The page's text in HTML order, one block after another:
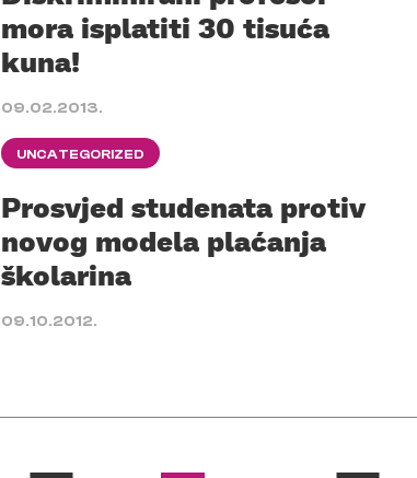
mora isplatiti 30 tisuća
kuna!
09.02.2013.
UNCATEGORIZED
Prosvjed studenata protiv
novog modela plaćanja
školarina
09.10.2012.